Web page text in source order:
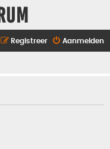
Aanmelden
Registreer